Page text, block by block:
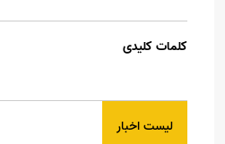
کلمات کلیدی
لیست اخبار